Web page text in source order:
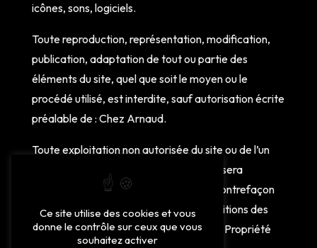
icônes, sons, logiciels.
Toute reproduction, représentation, modification,
publication, adaptation de tout ou partie des
éléments du site, quel que soit le moyen ou le
procédé utilisé, est interdite, sauf autorisation écrite
préalable de : Chez Arnaud.
Toute exploitation non autorisée du site ou de l’un
quelconque des éléments qu’il contient sera
considérée comme constitutive d’une contrefaçon
et poursuivie conformément aux dispositions des
articles L.335-2 et suivants du Code de Propriété
Ce site utilise des cookies et vous
donne le contrôle sur ceux que vous
souhaitez activer